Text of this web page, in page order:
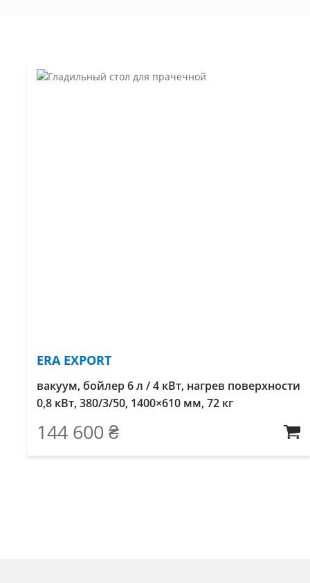
ERA EXPORT
вакуум, бойлер 6 л / 4 кВт, нагрев поверхности
0,8 кВт, 380/3/50, 1400×610 мм, 72 кг
144 600 ₴